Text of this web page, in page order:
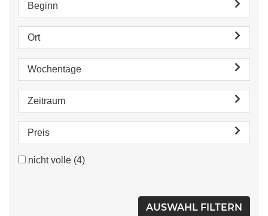
Beginn
Ort
Wochentage
Zeitraum
Preis
nicht volle (4)